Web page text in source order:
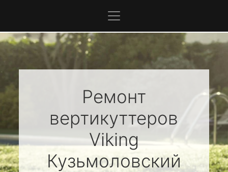
Ремонт
вертикуттеров
Viking
Кузьмоловский